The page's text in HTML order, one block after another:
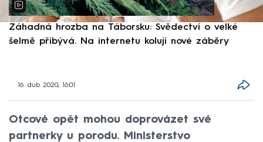
Záhadná hrozba na Táborsku: Svědectví o velké
šelmě přibývá. Na internetu kolují nové záběry
16. dub 2020, 16:01
Otcové opět mohou doprovázet své
partnerky u porodu. Ministerstvo